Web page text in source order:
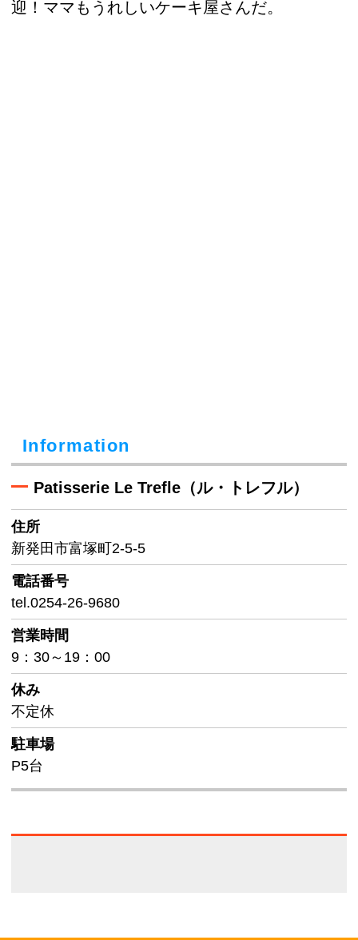
迎！ママもうれしいケーキ屋さんだ。
Information
Patisserie Le Trefle（ル・トレフル）
住所
新発田市富塚町2-5-5
電話番号
tel.0254-26-9680
営業時間
9：30～19：00
休み
不定休
駐車場
P5台